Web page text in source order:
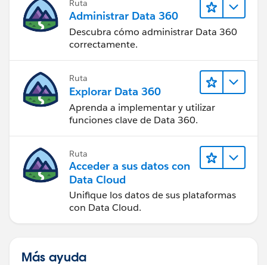
Ruta
Administrar Data 360
Descubra cómo administrar Data 360
correctamente.
Ruta
Explorar Data 360
Aprenda a implementar y utilizar
funciones clave de Data 360.
Ruta
Acceder a sus datos con
Data Cloud
Unifique los datos de sus plataformas
con Data Cloud.
Más ayuda